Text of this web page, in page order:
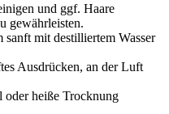
und ggf. Haare
gewährleisten.
mit destilliertem Wasser
Ausdrücken, an der Luft
heiße Trocknung‌